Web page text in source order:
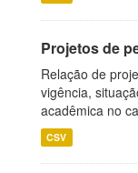
Projetos de
Relação de
vigência,
acadêmica no
CSV